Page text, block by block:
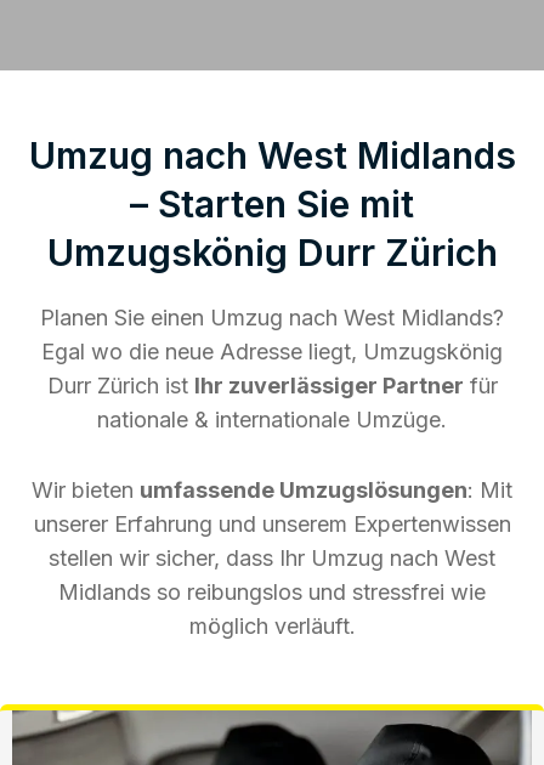
Umzug nach West Midlands
– Starten Sie mit
Umzugskönig Durr Zürich
Planen Sie einen Umzug nach West Midlands?
Egal wo die neue Adresse liegt, Umzugskönig
Durr Zürich ist Ihr zuverlässiger Partner für
nationale & internationale Umzüge.
Wir bieten umfassende Umzugslösungen: Mit
unserer Erfahrung und unserem Expertenwissen
stellen wir sicher, dass Ihr Umzug nach West
Midlands so reibungslos und stressfrei wie
möglich verläuft.